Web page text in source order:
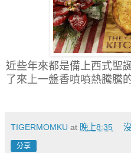
近些年來都是備上西式聖
了來上一盤香噴噴熱騰騰
TIGERMOMKU at 晚上8:35
分享